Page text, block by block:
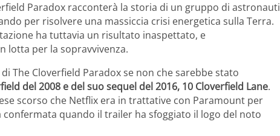
Paradox racconterà la storia di un gruppo di astronauti
per risolvere una massiccia crisi energetica sulla Terra.
ha tuttavia un risultato inaspettato, e
lotta per la sopravvivenza.
The Cloverfield Paradox se non che sarebbe stato
del 2008 e del suo sequel del 2016, 10 Cloverfield Lane.
scorso che Netflix era in trattative con Paramount per
quando il trailer ha sfoggiato il logo del noto